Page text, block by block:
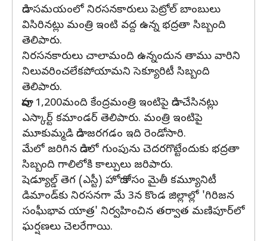
దాడి సమయంలో నిరసనకారులు పెట్రోల్ బాంబులు
విసిరినట్లు మంత్రి ఇంటి వద్ద ఉన్న భద్రతా సిబ్బంది
తెలిపారు.
నిరసనకారులు చాలామంది ఉన్నందున తాము వారిని
నిలువరించలేకపోయామని సెక్యూరిటీ సిబ్బంది
తెలిపారు.
దాదాపు 1,200మంది కేంద్రమంత్రి ఇంటిపై దాడి చేసినట్లు
ఎస్కార్ట్ కమాండర్ తెలిపారు. మంత్రి ఇంటిపై
మూకుమ్మడి దాడి జరగడం ఇది రెండోసారి.
మేలో జరిగిన దాడిలో గుంపును చెదరగొట్టేందుకు భద్రతా
సిబ్బంది గాలిలోకి కాల్పులు జరిపారు.
షెడ్యూల్డ్ తెగ (ఎస్టీ) హోదా కోసం మైతీ కమ్యూనిటీ
డిమాండ్‌కు నిరసనగా మే 3న కొండ జిల్లాల్లో 'గిరిజన
సంఘీభావ యాత్ర' నిర్వహించిన తర్వాత మణిపూర్‌లో
ఘర్షణలు చెలరేగాయి.